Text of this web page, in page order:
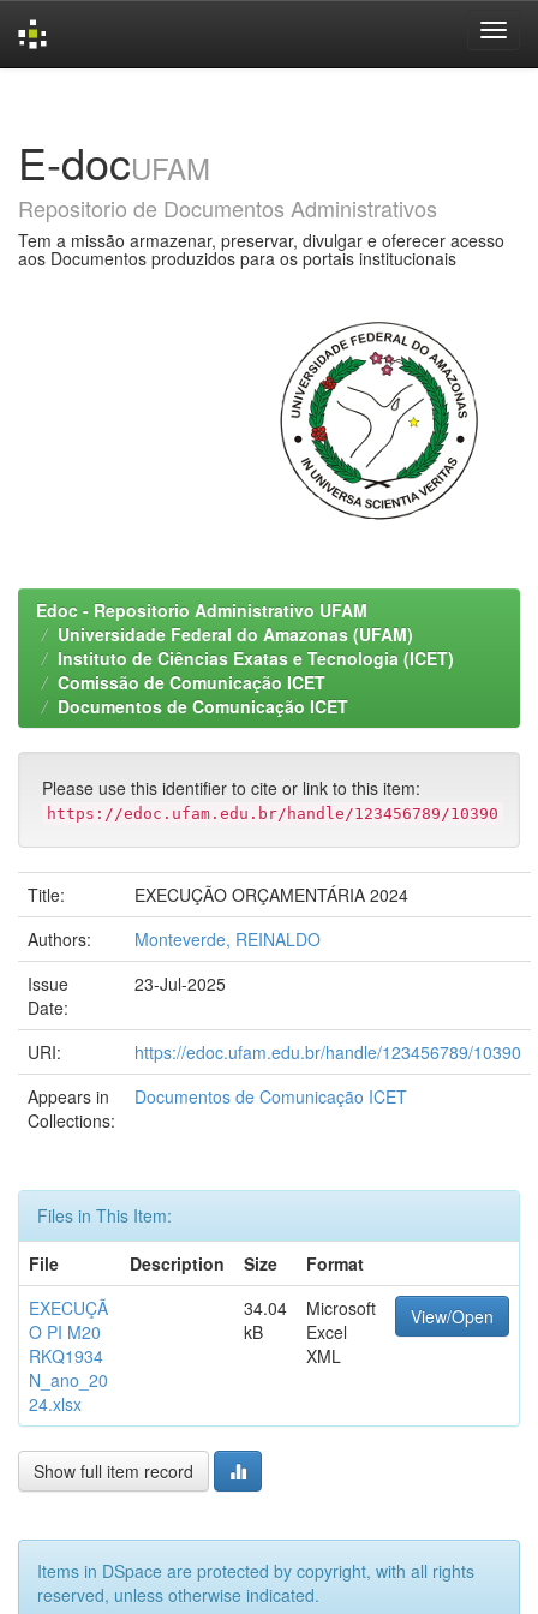
E-docUFAM
Repositorio de Documentos Administrativos
Tem a missão armazenar, preservar, divulgar e oferecer acesso
aos Documentos produzidos para os portais institucionais
Edoc - Repositorio Administrativo UFAM
Universidade Federal do Amazonas (UFAM)
Instituto de Ciências Exatas e Tecnologia (ICET)
Comissão de Comunicação ICET
Documentos de Comunicação ICET
Please use this identifier to cite or link to this item:
https://edoc.ufam.edu.br/handle/123456789/10390
Title:
EXECUÇÃO ORÇAMENTÁRIA 2024
Authors:
Monteverde, REINALDO
Issue
Date:
23-Jul-2025
URI:
https://edoc.ufam.edu.br/handle/123456789/10390
Appears in
Collections:
Documentos de Comunicação ICET
Files in This Item:
File
Description Size
Format
EXECUÇÃ
O PI M20
RKQ1934
N_ano_20
24.xlsx
34.04
kB
Microsoft
Excel
XML
View/Open
Show full item record
Items in DSpace are protected by copyright, with all rights
reserved, unless otherwise indicated.